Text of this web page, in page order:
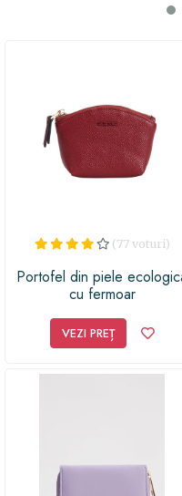
purtat în geantă sau în
speciale. Așadar, nu
portofel minunat
și utilă cuiva drag
un accesoriu preferat
(77 voturi)
Portofel din piele
cu fermoar
VEZI PREȚ